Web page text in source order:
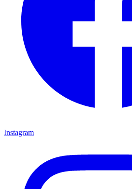
Instagram